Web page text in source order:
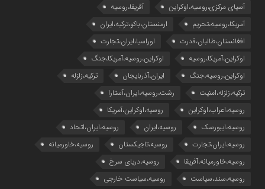
آسیای مرکزی،روسیه،اوکراین
آفریقا،روسیه
آمریکا،روسیه،تحریم
ارمنستان،باکو،ترکیه،ایران
افغانستان،طالبان،قدرت
اوراسیا،ایران،تجارت
اوکراین،آمریکا،روسیه
اوکراین،روسیه،آمریکا،جنگ
اوکراین،روسیه،جنگ
ایران،آذربایجان
ترکیه،زلزله
ترکیه،زلزله،امنیت
رشت،روسیه،ایران،آستارا
روسیه،اعراب،اوکراین
روسیه،اوکراین،آمریکا
روسیه،ایبورسک
روسیه،ایران
روسیه،ایران،اتحاد
روسیه،ایران،تجارت
روسیه،تاجیکستان
روسیه،خاورمیانه
روسیه،خاورمیانه،آفریقا
روسیه،دریای سرخ
روسیه،سند،سیاست
روسیه،سیاست خارجی